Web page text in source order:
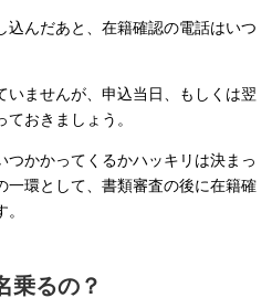
込んだあと、在籍確認の電話はいつ
いませんが、申込当日、もしくは翌
おきましょう。
かかってくるかハッキリは決まっ
一環として、書類審査の後に在籍確
乗るの？